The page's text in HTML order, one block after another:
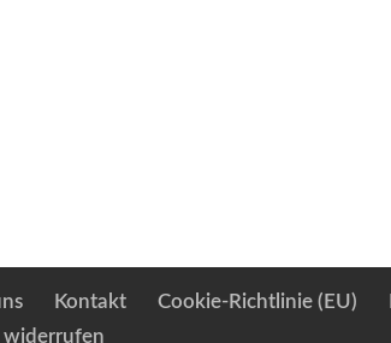
Kontakt Cookie-Richtlinie (EU)
widerrufen